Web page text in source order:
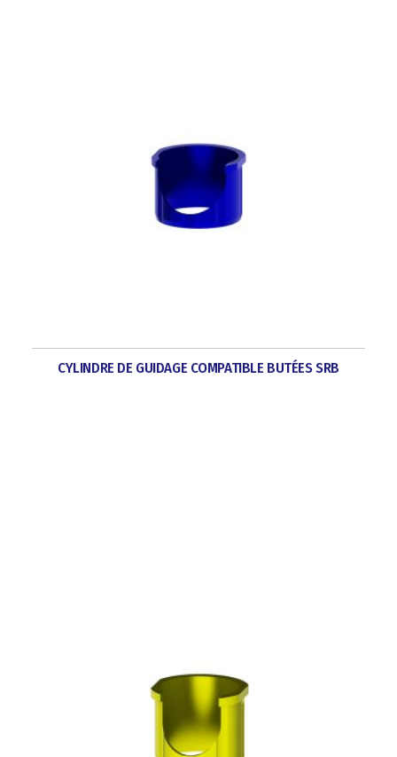
CYLINDRE DE GUIDAGE COMPATIBLE BUTÉES SRB